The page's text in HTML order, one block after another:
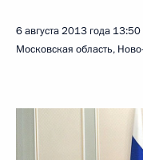
6 августа 2013 года 13:50
Московская область,